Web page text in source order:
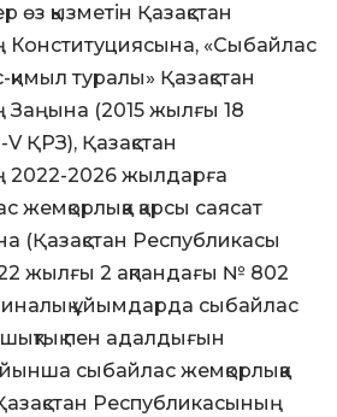
қызметін Қазақстан
Конституциясына, «Сыбайлас
қимыл туралы» Қазақстан
Заңына (2015 жылғы 18
ҚРЗ), Қазақстан
2022-2026 жылдарға
қарсы саясат
Республикасы
жылғы 2 ақпандағы № 802
ұйымдарда сыбайлас
пен адалдығын
сыбайлас жемқорлыққа
Республикасының